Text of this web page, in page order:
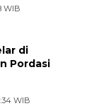
WIB
di
Pordasi
WIB